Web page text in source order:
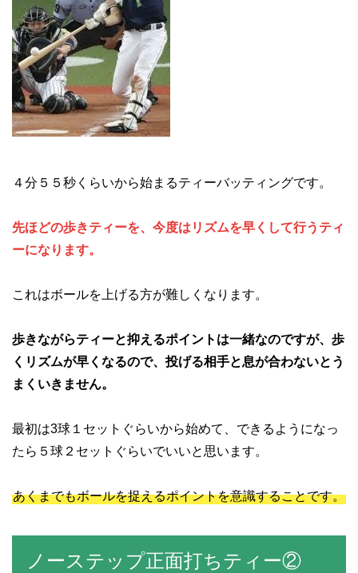
４分５５秒くらいから始まるティーバッティングです。
先ほどの歩きティーを、今度はリズムを早くして行うティ
ーになります。
これはボールを上げる方が難しくなります。
歩きながらティーと抑えるポイントは一緒なのですが、歩
くリズムが早くなるので、投げる相手と息が合わないとう
まくいきません。
最初は3球１セットぐらいから始めて、できるようになっ
たら５球２セットぐらいでいいと思います。
あくまでもボールを捉えるポイントを意識することです。
ノーステップ正面打ちティー②